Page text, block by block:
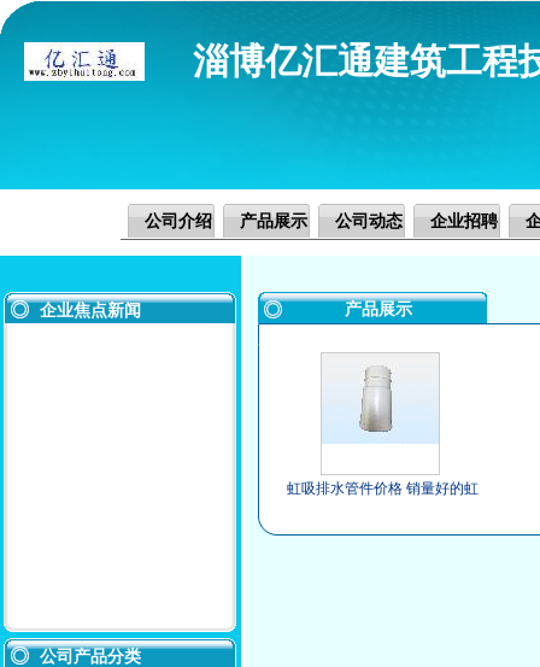
淄博亿汇通建筑工程
公司介绍 产品展示 公司动态 企业招聘
企业焦点新闻
公司产品分类
产品展示
虹吸排水管件价格 销量好的虹